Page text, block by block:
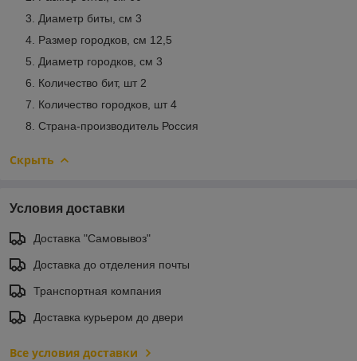
Диаметр биты, см 3
Размер городков, см 12,5
Диаметр городков, см 3
Количество бит, шт 2
Количество городков, шт 4
Страна-производитель Россия
Скрыть
Условия доставки
Доставка "Самовывоз"
Доставка до отделения почты
Транспортная компания
Доставка курьером до двери
Все условия доставки